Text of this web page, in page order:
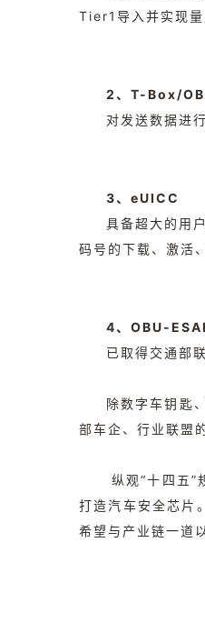
Tier1导入并实现量
2、T-Box/
对发送数据进
3、eUICC
具备超大的用
码号的下载、激活
4、OBU-
已取得交通部
除数字车钥匙
部车企、行业联盟
纵观“十四五”规
打造汽车安全芯片
希望与产业链一道